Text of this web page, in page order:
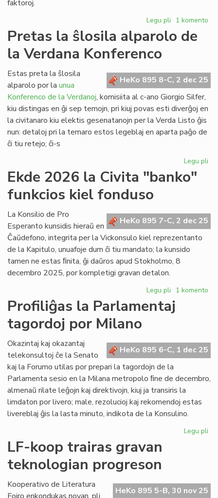
faktoroj.
Legu pli pri
indas
domon
de
UEA
en
Roterdamo?
1 komento
Pretas la ŝlosila alparolo de
la Verdana Konferenco
HeKo 895 8-C, 2 dec 25
Estas preta la ŝlosila
alparolo por la unua
Konferenco de la Verdanoj, komisiita al c-ano Giorgio Silfer,
kiu distingas en ĝi sep temojn, pri kiuj povas esti diverĝoj en
la civitanaro kiu elektis gesenatanojn per la Verda Listo ĝis
nun: detaloj pri la temaro estos legeblaj en aparta paĝo de
ĉi tiu retejo; ĉi-s
Legu pli
de
Ekde 2026 la Civita "banko"
funkcios kiel fonduso
HeKo 895 7-C, 2 dec 25
La Konsilio de Pro
Esperanto kunsidis hieraŭ en
Ĉaŭdefono, integrita per la Vickonsulo kiel reprezentanto
de la Kapitulo, unuafoje dum ĉi tiu mandato; la kunsido
tamen ne estas ﬁnita, ĝi daŭros apud Stokholmo, 8
decembro 2025, por kompletigi gravan detalon.
Legu pli pri
Ekde
2026
"banko"
funkcios
fonduso
1 komento
Profiliĝas la Parlamentaj
tagordoj por Milano
HeKo 895 6-C, 1 dec 25
Okazintaj kaj okazantaj
telekonsultoj ĉe la Senato
kaj la Forumo utilas por prepari la tagordojn de la
Parlamenta sesio en la Milana metropolo ﬁne de decembro,
almenaŭ rilate leĝojn kaj direktivojn, kiuj ja transiris la
limdaton por livero; male, rezolucioj kaj rekomendoj estas
livereblaj ĝis la lasta minuto, indikota de la Konsulino.
Legu pli
por
LF-koop trairas gravan
teknologian progreson
HeKo 895 5-B, 30 nov 25
Kooperativo de Literatura